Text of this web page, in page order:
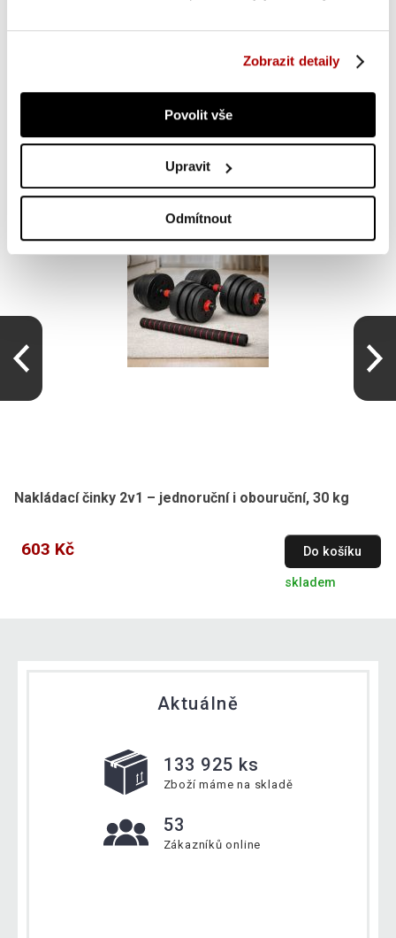
Zobrazit detaily
Povolit vše
Upravit
Odmítnout
OSTATNÍ SI TAKÉ PROHLÍŽEJÍ
Nakládací činky 2v1 – jednoruční i obouruční, 30 kg
603 Kč Do košíku
skladem
Aktuálně
133 925 ks
Zboží máme na skladě
53
Zákazníků online